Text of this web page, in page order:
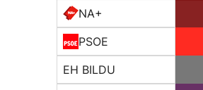
NA+
PSOE
EH BILDU